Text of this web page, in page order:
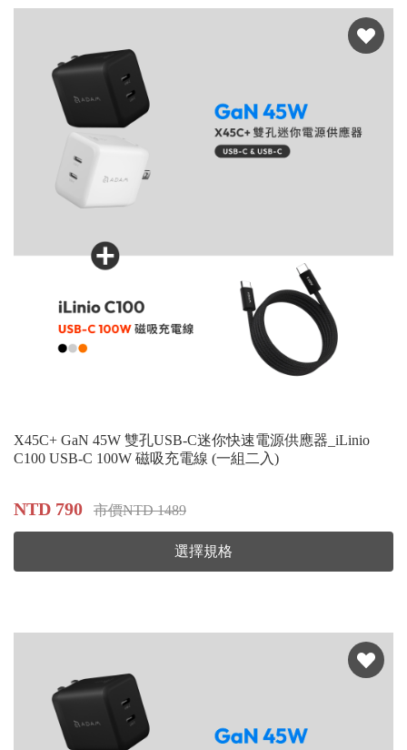
X45C+ GaN 45W 雙孔USB-C迷你快速電源供應器_iLinio
C100 USB-C 100W 磁吸充電線 (一組二入)
NTD 790 市價NTD 1489
選擇規格